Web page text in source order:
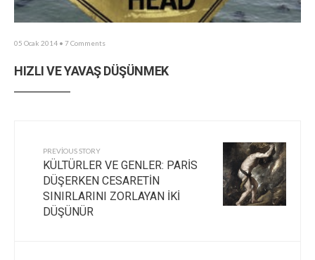
05 Ocak 2014 • 7 Comments
HIZLI VE YAVAŞ DÜŞÜNMEK
PREVIOUS STORY
KÜLTÜRLER VE GENLER: PARİS
DÜŞERKEN CESARETİN
SINIRLARINI ZORLAYAN İKİ
DÜŞÜNÜR